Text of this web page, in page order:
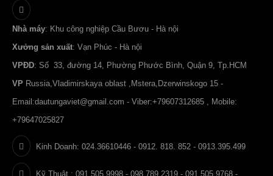
Nhà máy: Khu công nghiệp Cầu Bươu - Hà nội
Xưởng sản xuất: Vạn Phúc - Hà nội
VPĐD: Số 33, đường 14, Phường Phước Bình, Quận 9, Tp.HCM
VP Russia,Vladimirskaya oblast ,Mstera,Dzerwinskogo 15 -
Email:dautungaviet@gmail.com - Viber:+79607312685 , Mobile:
+79647025827
Kinh Doanh: 024.36610446 - 0912. 818. 852 - 0913.395.499
Kỹ Thuật : 091.505.9998 - 098.789.2319 - 091.505.9768 -